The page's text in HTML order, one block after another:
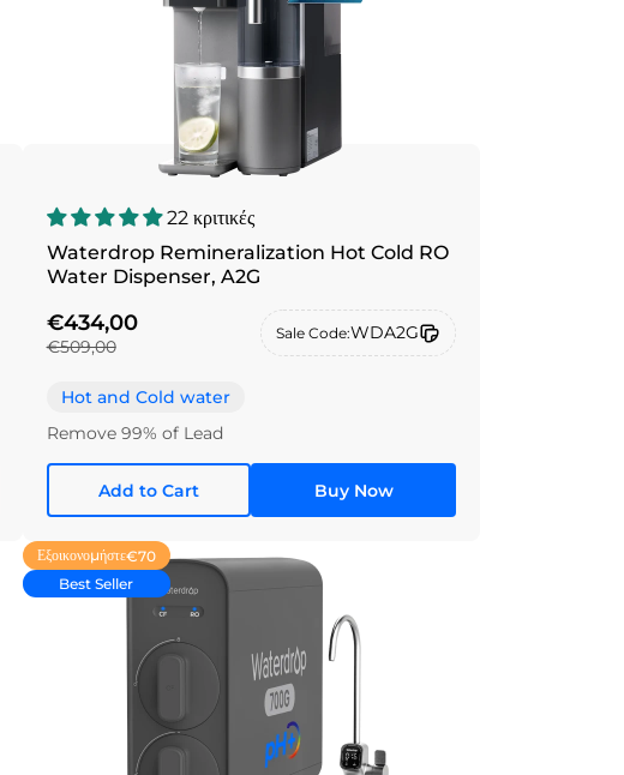
22 κριτικές
Waterdrop Remineralization Hot Cold RO
Water Dispenser, A2G
€434,00
€509,00
Sale Code:WDA2G
Hot and Cold water
Remove 99% of Lead
Add to Cart Buy Now
Εξοικονομήστε€70
Best Seller